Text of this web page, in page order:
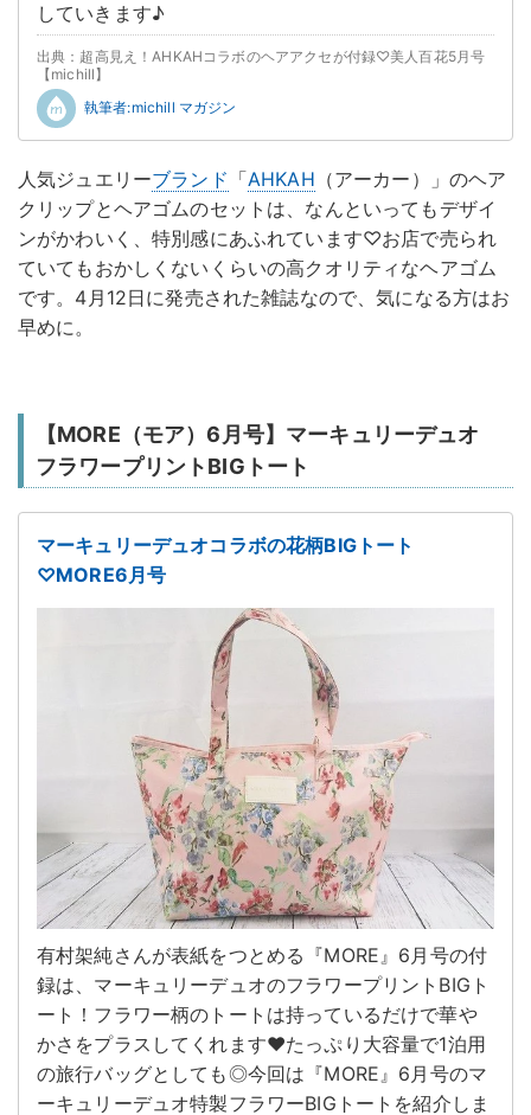
していきます♪
出典：超高見え！AHKAHコラボのヘアアクセが付録♡美人百花5月号
【michill】
執筆者:michill マガジン
人気ジュエリーブランド 「AHKAH （アーカー）」のヘア
クリップとヘアゴムのセットは、なんといってもデザイ
ンがかわいく、特別感にあふれています♡お店で売られ
ていてもおかしくないくらいの高クオリティなヘアゴム
です。4月12日に発売された雑誌なので、気になる方はお
早めに。
【MORE（モア）6月号】マーキュリーデュオ
フラワープリントBIGトート
マーキュリーデュオコラボの花柄BIGトート
♡MORE6月号
有村架純さんが表紙をつとめる『MORE』6月号の付
録は、マーキュリーデュオのフラワープリントBIGト
ート！フラワー柄のトートは持っているだけで華や
かさをプラスしてくれます♥たっぷり大容量で1泊用
の旅行バッグとしても◎今回は『MORE』6月号のマ
ーキュリーデュオ特製フラワーBIGトートを紹介しま